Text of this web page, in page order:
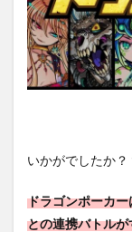
いかがでしたか？
ドラゴンポーカ
との連携バトル